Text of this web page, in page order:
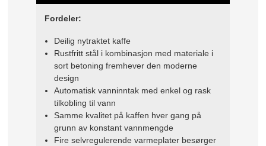
Fordeler:
Deilig nytraktet kaffe
Rustfritt stål i kombinasjon med materiale i
sort betoning fremhever den moderne
design
Automatisk vanninntak med enkel og rask
tilkobling til vann
Samme kvalitet på kaffen hver gang på
grunn av konstant vannmengde
Fire selvregulerende varmeplater besørger